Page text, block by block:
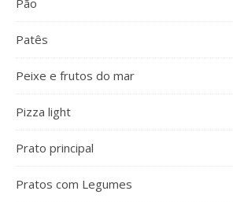
Pão
Patês
Peixe e frutos do mar
Pizza light
Prato principal
Pratos com Legumes